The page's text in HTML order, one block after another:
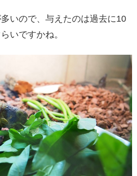
いので、与えたのは過去に10
いですかね。